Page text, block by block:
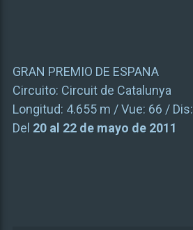
GRAN PREMIO DE ESPANA
Circuito: Circuit de Catalunya
Longitud: 4.655 m / Vue: 66 / Dis:
Del 20 al 22 de mayo de 2011